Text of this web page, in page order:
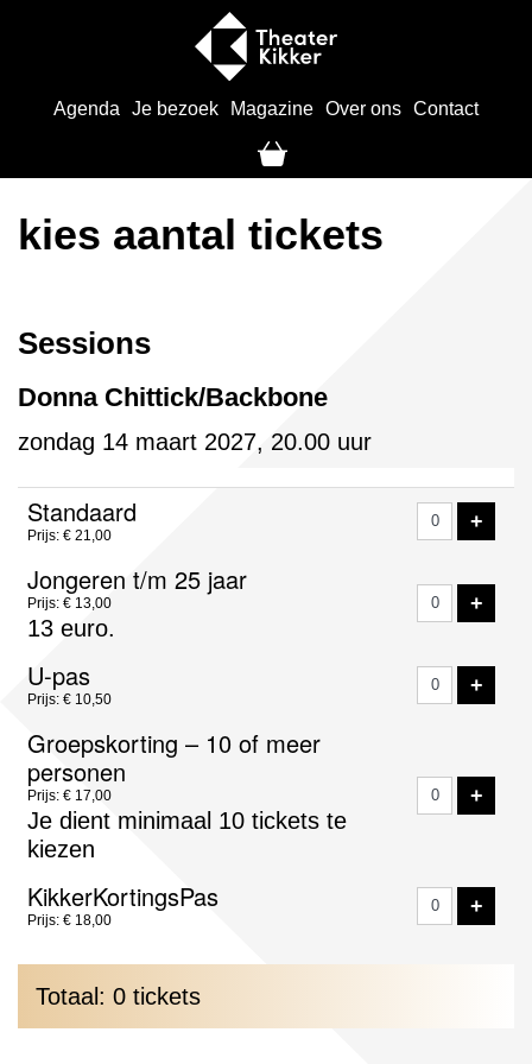
Agenda Je bezoek Magazine Over ons Contact
kies aantal tickets
Sessions
Donna Chittick/Backbone
zondag 14 maart 2027, 20.00 uur
Aantal
tickets
Standaard
Prijs: € 21,00
+
Jongeren t/m 25 jaar
Prijs: € 13,00
13 euro.
+
U-pas
Prijs: € 10,50
+
Groepskorting – 10 of meer
personen
Prijs: € 17,00
Je dient minimaal 10 tickets te
kiezen
+
KikkerKortingsPas
Prijs: € 18,00
+
Totaal: 0 tickets